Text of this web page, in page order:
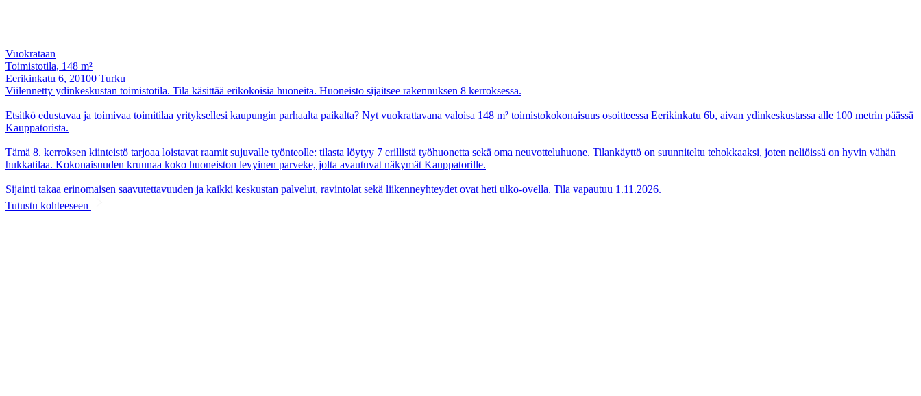
Vuokrataan
Toimistotila, 148 m²
Eerikinkatu 6, 20100 Turku
Viilennetty ydinkeskustan toimistotila. Tila käsittää erikokoisia huoneita. Huoneisto sijaitsee rakennuksen 8 kerroksessa.
Etsitkö edustavaa ja toimivaa toimitilaa yrityksellesi kaupungin parhaalta paikalta? Nyt vuokrattavana valoisa 148 m² toimistokokonaisuus osoitteessa Eerikinkatu 6b, aivan ydinkeskustassa alle 100 metrin päässä
Kauppatorista.
Tämä 8. kerroksen kiinteistö tarjoaa loistavat raamit sujuvalle työnteolle: tilasta löytyy 7 erillistä työhuonetta sekä oma neuvotteluhuone. Tilankäyttö on suunniteltu tehokkaaksi, joten neliöissä on hyvin vähän
hukkatilaa. Kokonaisuuden kruunaa koko huoneiston levyinen parveke, jolta avautuvat näkymät Kauppatorille.
Sijainti takaa erinomaisen saavutettavuuden ja kaikki keskustan palvelut, ravintolat sekä liikenneyhteydet ovat heti ulko-ovella. Tila vapautuu 1.11.2026.
Tutustu kohteeseen